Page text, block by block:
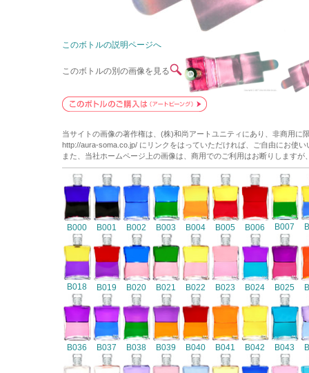
このボトルの説明ページへ
このボトルの別の画像を見る
当サイトの画像の著作権は、(株)和尚アートユニティにあり、非商用
http://aura-soma.co.jp/ にリンクをはっていただければ、ご自由にお使い
また、当社ホームページ上の画像は、商用でのご利用はお断りします
B000 B001 B002 B003 B004 B005 B006 B007
B018 B019 B020 B021 B022 B023 B024 B025
B036 B037 B038 B039 B040 B041 B042 B043